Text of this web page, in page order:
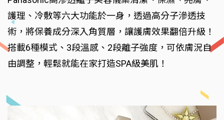
護理、冷敷等六大功能於一身，透過高分子滲透技
術，將保養成分深入角質層，讓護膚效果翻倍升級！
搭載6種模式、3段溫感、2段離子強度，可依膚況自
由調整，輕鬆就能在家打造SPA級美肌！